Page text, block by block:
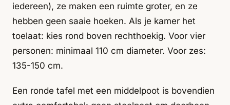
iedereen), ze maken een ruimte groter, en ze
hebben geen saaie hoeken. Als je kamer het
toelaat: kies rond boven rechthoekig. Voor vier
personen: minimaal 110 cm diameter. Voor zes:
135-150 cm.
Een ronde tafel met een middelpoot is bovendien